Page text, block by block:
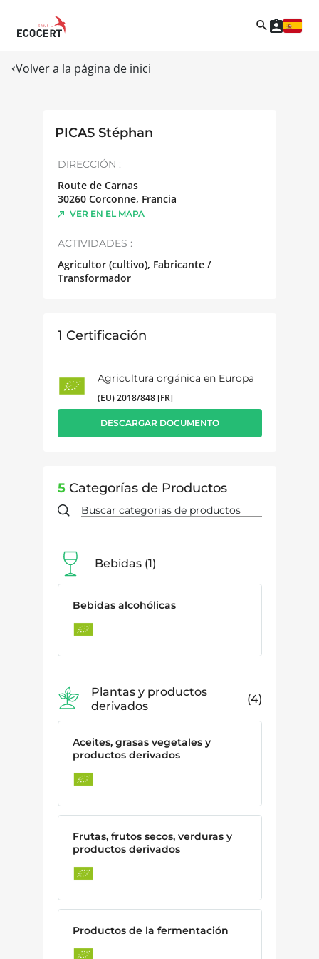
Volver a la página de inici
PICAS Stéphan
DIRECCIÓN :
Route de Carnas
30260 Corconne, Francia
VER EN EL MAPA
ACTIVIDADES :
Agricultor (cultivo), Fabricante /
Transformador
1 Certificación
Agricultura orgánica en Europa
(EU) 2018/848 [FR]
DESCARGAR DOCUMENTO
5Categorías de Productos
Bebidas 1
Bebidas alcohólicas
Plantas y productos
derivados
4
Aceites, grasas vegetales y
productos derivados
Frutas, frutos secos, verduras y
productos derivados
Productos de la fermentación